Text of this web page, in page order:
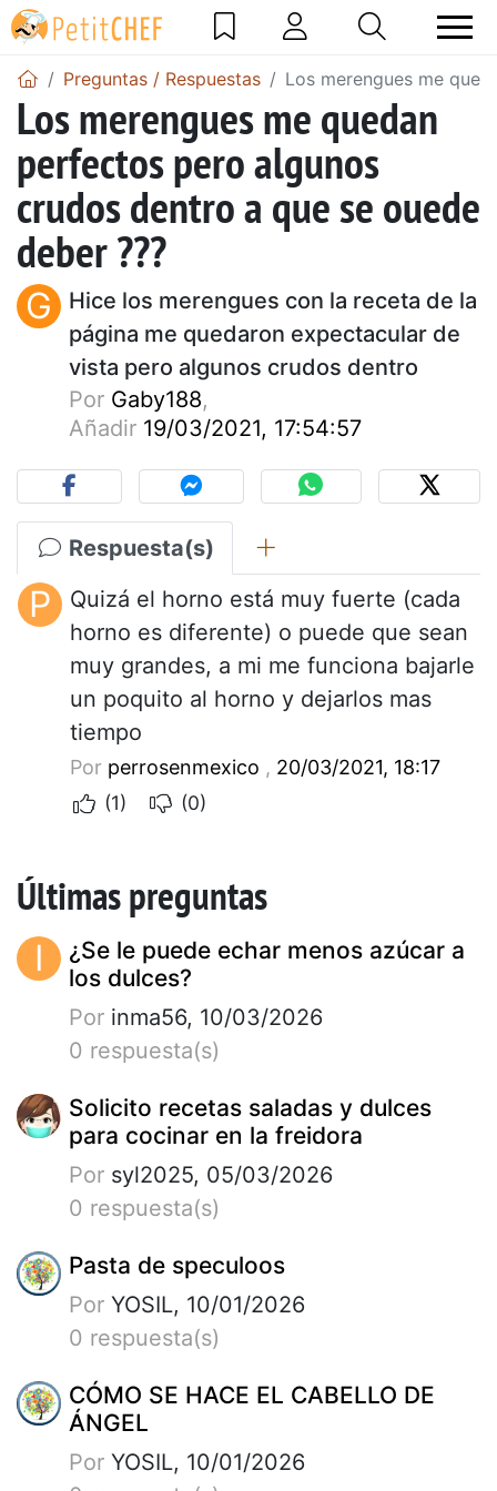
Preguntas / Respuestas Los merengues me
Los merengues me quedan
perfectos pero algunos
crudos dentro a que se ouede
deber ???
G
Hice los merengues con la receta de la
página me quedaron expectacular de
vista pero algunos crudos dentro
Por Gaby188,
Añadir 19/03/2021, 17:54:57
Respuesta(s)
P
Quizá el horno está muy fuerte (cada
horno es diferente) o puede que sean
muy grandes, a mi me funciona bajarle
un poquito al horno y dejarlos mas
tiempo
Por perrosenmexico , 20/03/2021, 18:17
(1)
(0)
Últimas preguntas
I
¿Se le puede echar menos azúcar a
los dulces?
Por inma56, 10/03/2026
0 respuesta(s)
Solicito recetas saladas y dulces
para cocinar en la freidora
Por syl2025, 05/03/2026
0 respuesta(s)
Pasta de speculoos
Por YOSIL, 10/01/2026
0 respuesta(s)
CÓMO SE HACE EL CABELLO DE
ÁNGEL
Por YOSIL, 10/01/2026